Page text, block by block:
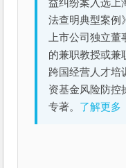
益纠纷案入选上
法查明典型案例
上市公司独立
的兼职教授或兼
跨国经营人才培
资基金风险防控
专著。 了解更多